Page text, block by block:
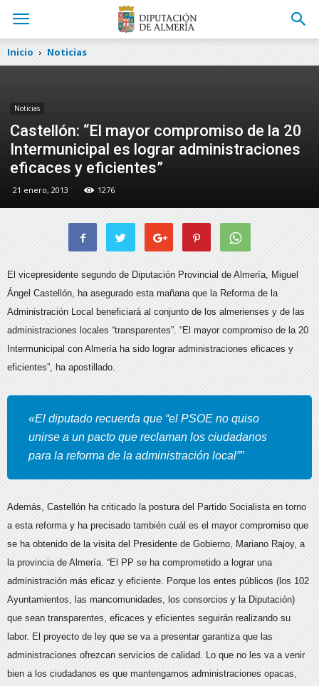
Inicio Noticias
Noticias
Castellón: “El mayor compromiso de la 20
Intermunicipal es lograr administraciones
eficaces y eficientes”
21 enero, 2013 1276
El vicepresidente segundo de Diputación Provincial de Almería, Miguel
Ángel Castellón, ha asegurado esta mañana que la Reforma de la
Administración Local beneficiará al conjunto de los almerienses y de las
administraciones locales “transparentes”. “El mayor compromiso de la 20
Intermunicipal con Almería ha sido lograr administraciones eficaces y
eficientes”, ha apostillado.
«El diputado recuerda que “el PSOE no quiso
unirse a un pacto que reclaman los ciudadanos
para la reforma de la administración local””
Además, Castellón ha criticado la postura del Partido Socialista en torno
a esta reforma y ha precisado también cuál es el mayor compromiso que
se ha obtenido de la visita del Presidente de Gobierno, Mariano Rajoy, a
la provincia de Almería. “El PP se ha comprometido a lograr una
administración más eficaz y eficiente. Porque los entes públicos (los 102
Ayuntamientos, las mancomunidades, los consorcios y la Diputación)
que sean transparentes, eficaces y eficientes seguirán realizando su
labor. El proyecto de ley que se va a presentar garantiza que las
administraciones ofrezcan servicios de calidad. Lo que no les va a venir
bien a los ciudadanos es que mantengamos administraciones opacas,